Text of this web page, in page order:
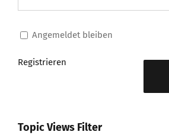
Angemeldet bleiben
Registrieren
Topic Views Filter